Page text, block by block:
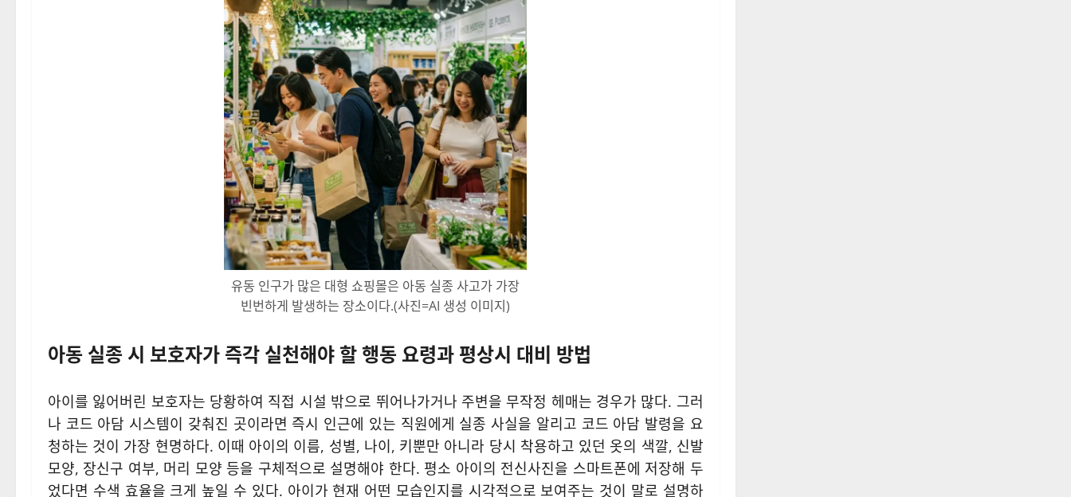
유동 인구가 많은 대형 쇼핑몰은 아동 실종 사고가 가장
빈번하게 발생하는 장소이다.(사진=AI 생성 이미지)
아동 실종 시 보호자가 즉각 실천해야 할 행동 요령과 평상시 대비 방법
아이를 잃어버린 보호자는 당황하여 직접 시설 밖으로 뛰어나가거나 주변을 무작정 헤매는 경우가 많다. 그러
나 코드 아담 시스템이 갖춰진 곳이라면 즉시 인근에 있는 직원에게 실종 사실을 알리고 코드 아담 발령을 요
청하는 것이 가장 현명하다. 이때 아이의 이름, 성별, 나이, 키뿐만 아니라 당시 착용하고 있던 옷의 색깔, 신발
모양, 장신구 여부, 머리 모양 등을 구체적으로 설명해야 한다. 평소 아이의 전신사진을 스마트폰에 저장해 두
었다면 수색 효율을 크게 높일 수 있다. 아이가 현재 어떤 모습인지를 시각적으로 보여주는 것이 말로 설명하